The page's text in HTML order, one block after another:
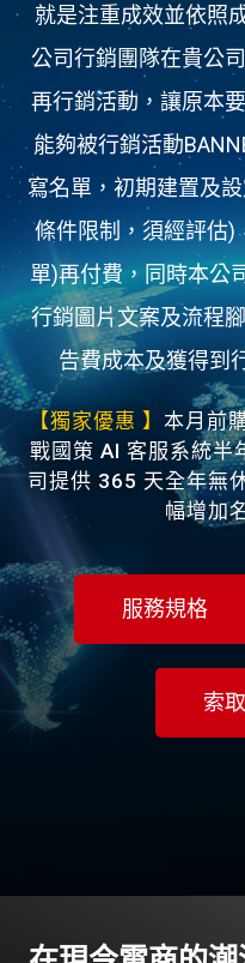
就是注重成效並依照
公司行銷團隊在貴公
再行銷活動，讓原本
能夠被行銷活動
寫名單，初期建置及
條件限制，須經評估)
單)再付費，同時本公
行銷圖片文案及流程
告費成本及獲得到
【獨家優惠 】 本月前
戰國策 AI 客服系統
司提供 365 天全年無
幅增加
服務規格
索